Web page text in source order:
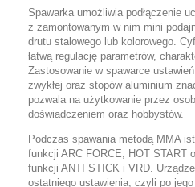
Spawarka umożliwia podłączenie
z zamontowanym w nim mini
drutu stalowego lub kolorowego.
łatwą regulację parametrów,
Zastosowanie w spawarce
zwykłej oraz stopów aluminium
pozwala na użytkowanie przez
doświadczeniem oraz hobbystów.
Podczas spawania metodą MMA
funkcji ARC FORCE, HOT START
funkcji ANTI STICK i VRD.
ostatniego ustawienia, czyli po